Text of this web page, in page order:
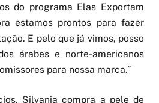
do programa Elas Exportam
estamos prontos para fazer
E pelo que já vimos, posso
árabes e norte-americanos
para nossa marca.”
Silvania compra a pele de